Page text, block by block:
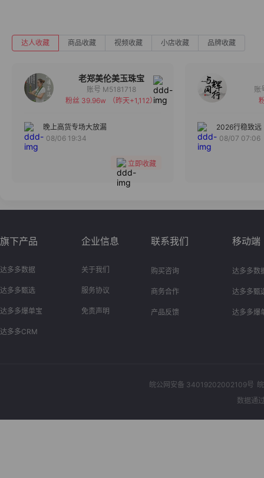
达人收藏 商品收藏 视频收藏 小店收藏 品牌收藏
老郑美伦美玉珠宝
备注
分组
账号 M5181718
粉丝 39.96w
（昨天+1,112）
晚上高货专场大放漏
08/06 19:34
立即收藏
2026行稳致远
08/07 07:06
旗下产品
达多多数据
达多多甄选
达多多爆单宝
达多多CRM
企业信息
关于我们
服务协议
免责声明
联系我们
购买咨询
商务合作
产品反馈
移动端
达多多数
达多多甄
达多多爆
皖公网安备 34019202002109号
数据通